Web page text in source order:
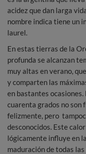
acidez que dan larga
nombre indica tiene un
laurel.
En estas tierras de la
profunda se alcanzan
muy altas en verano,
y comparten las
en bastantes ocasiones.
cuarenta grados no son
felizmente, pero
desconocidos. Este calor
lógicamente influye en la
maduración de todas las